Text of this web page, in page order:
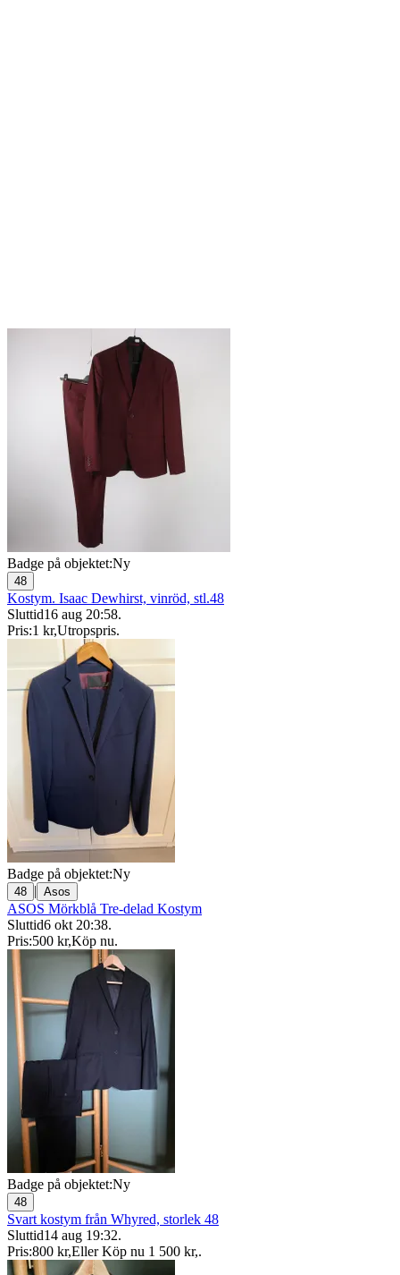
Badge på objektet:Ny
48
Kostym. Isaac Dewhirst, vinröd, stl.48
Sluttid16 aug 20:58.
Pris:1 kr,Utropspris.
Badge på objektet:Ny
48 | Asos
ASOS Mörkblå Tre-delad Kostym
Sluttid6 okt 20:38.
Pris:500 kr,Köp nu.
Badge på objektet:Ny
48
Svart kostym från Whyred, storlek 48
Sluttid14 aug 19:32.
Pris:800 kr,Eller Köp nu 1 500 kr,.